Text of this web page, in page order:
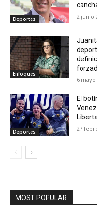
Deportes 2 junio
Enfoques
6 mayo
Deportes
El
27
MOST POPULAR